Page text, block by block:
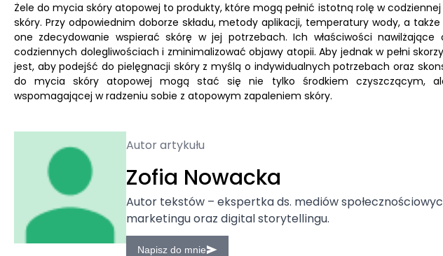
Żele do mycia skóry atopowej to produkty, które mogą pełnić istotną rolę w
skóry. Przy odpowiednim doborze składu, metody aplikacji, temperatury wody, a
one zdecydowanie wspierać skórę w jej potrzebach. Ich właściwości
codziennych dolegliwościach i zminimalizować objawy atopii. Aby jednak w pełni
jest, aby podejść do pielęgnacji skóry z myślą o indywidualnych potrzebach oraz
do mycia skóry atopowej mogą stać się nie tylko środkiem czyszczącym,
wspomagającej w radzeniu sobie z atopowym zapaleniem skóry.
Autor artykułu
Zofia Nowacka
Autor tekstów – ekspertka ds. mediów
marketingu oraz digital storytellingu.
Napisz do mnie